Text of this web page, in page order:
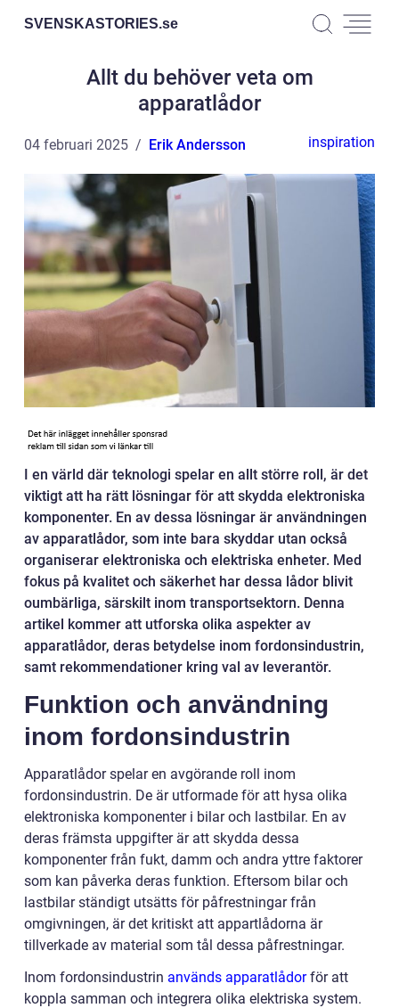
SVENSKASTORIES.se
Allt du behöver veta om
apparatlådor
04 februari 2025 Erik Andersson inspiration
I en värld där teknologi spelar en allt större roll, är det
viktigt att ha rätt lösningar för att skydda elektroniska
komponenter. En av dessa lösningar är användningen
av apparatlådor, som inte bara skyddar utan också
organiserar elektroniska och elektriska enheter. Med
fokus på kvalitet och säkerhet har dessa lådor blivit
oumbärliga, särskilt inom transportsektorn. Denna
artikel kommer att utforska olika aspekter av
apparatlådor, deras betydelse inom fordonsindustrin,
samt rekommendationer kring val av leverantör.
Funktion och användning
inom fordonsindustrin
Apparatlådor spelar en avgörande roll inom
fordonsindustrin. De är utformade för att hysa olika
elektroniska komponenter i bilar och lastbilar. En av
deras främsta uppgifter är att skydda dessa
komponenter från fukt, damm och andra yttre faktorer
som kan påverka deras funktion. Eftersom bilar och
lastbilar ständigt utsätts för påfrestningar från
omgivningen, är det kritiskt att appartlådorna är
tillverkade av material som tål dessa påfrestningar.
Inom fordonsindustrin används apparatlådorför att
koppla samman och integrera olika elektriska system.